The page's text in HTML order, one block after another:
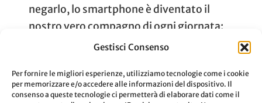
Gestisci Consenso
Per fornire le migliori esperienze, utilizziamo tecnologie come i cookie
per memorizzare e/o accedere alle informazioni del dispositivo. Il
consenso a queste tecnologie ci permetterà di elaborare dati come il
negarlo, lo smartphone è diventato il
nostro vero compagno di ogni giornata:
dalla mattina alla sera lo guardiamo,
che arrivano. …